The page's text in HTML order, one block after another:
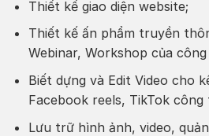
Thiết kế giao diện website;
Thiết kế ấn phẩm truyền
Webinar, Workshop của
Biết dựng và Edit Video cho
Facebook reels, TikTok công
Lưu trữ hình ảnh, video,